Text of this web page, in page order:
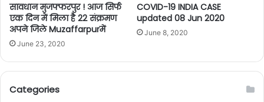
सावधान मुजफ्फरपुर ! आज सिर्फ
एक दिन में मिला है 22 संक्रमण
अपने जिले Muzaffarpurमें
June 23, 2020
COVID-19 INDIA CASE
updated 08 Jun 2020
June 8, 2020
Categories